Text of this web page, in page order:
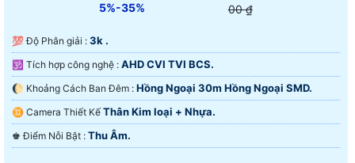
5%-35% 00 ₫
💯 Độ Phân giải : 3k .
🕉️ Tích hợp công nghệ : AHD CVI TVI BCS.
🌔 Khoảng Cách Ban Đêm : Hồng Ngoại 30m Hồng Ngoại SMD.
♊ Camera Thiết Kế Thân Kim loại + Nhựa.
️♚ Điểm Nỗi Bật : Thu Âm.